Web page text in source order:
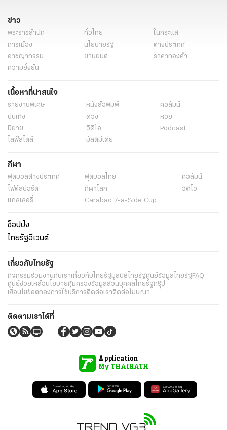
ข่าว
พระราชสำนัก ทั่วไทย
ในกระแส
การเมือง
นโยบายรัฐ
ต่างประเทศ
อาชญากรรม
ยานยนต์
ราคาทองคำ
ความยั่งยืน
เนื้อหาที่น่าสนใจ
รายงานพิเศษ หนังสือพิมพ์
คอลัมน์
บันเทิง
ดวง
หวย
นิยาย
วิดีโอ
Podcast
ไลฟ์สไตล์
มัลติมีเดีย
กีฬา
ฟุตบอลต่่างประเทศ ฟุตบอลไทย
คอลัมน์
ไฟต์สปอร์ต
กีฬาโลก
วิดีโอ
แกลเลอรี่
Carabao 7-a-Side Cup
ช็อปปิ้ง
ไทยรัฐอีเวนต์
เกี่ยวกับไทยรัฐ
กิจกรรมร่วมงานกับเราเกี่ยวกับไทยรัฐมูลนิธิไทยรัฐศูนย์ข้อมูลไทยรัฐFAQ
ศูนย์ช่วยเหลือนโยบายคุ้มครองข้อมูลส่วนบุคคลไทยรัฐกรุ๊ป
เงื่อนไขข้อตกลงการใช้บริการติดต่อเราติดต่อโฆษณา
ติดตามเราได้ที่
Application
My THAIRATH